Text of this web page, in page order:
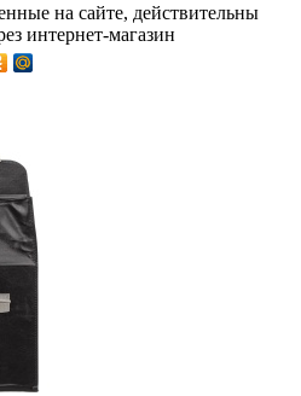
на сайте, действительны
интернет-магазин